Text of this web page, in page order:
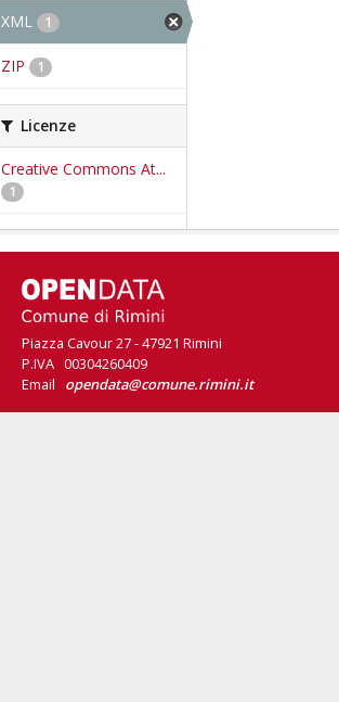
XML 1
ZIP 1
Licenze
Creative Commons At...
1
Piazza Cavour 27 - 47921 Rimini
P.IVA 00304260409
Email opendata@comune.rimini.it